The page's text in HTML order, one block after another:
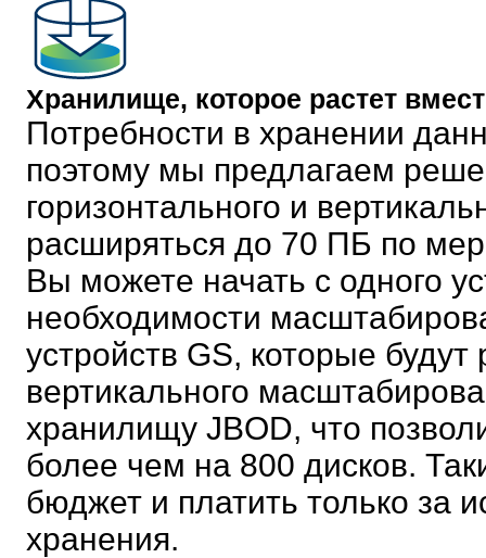
Хранилище, которое растет
Потребности в хранении
поэтому мы предлагаем
горизонтального и
расширяться до 70 ПБ по
Вы можете начать с одного
необходимости
устройств GS, которые
вертикального
хранилищу JBOD, что
более чем на 800 дисков.
бюджет и платить только за
хранения.